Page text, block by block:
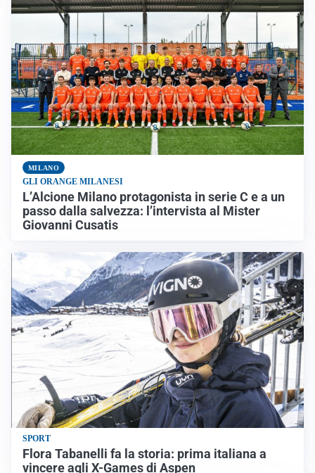
MILANO
GLI ORANGE MILANESI
L’Alcione Milano protagonista in serie C e a un
passo dalla salvezza: l’intervista al Mister
Giovanni Cusatis
SPORT
Flora Tabanelli fa la storia: prima italiana a
vincere agli X-Games di Aspen